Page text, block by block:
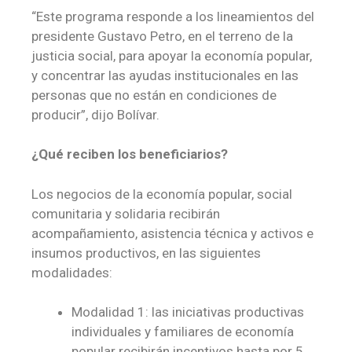
“Este programa responde a los lineamientos del
presidente Gustavo Petro, en el terreno de la
justicia social, para apoyar la economía popular,
y concentrar las ayudas institucionales en las
personas que no están en condiciones de
producir”, dijo Bolívar.
¿Qué reciben los beneficiarios?
Los negocios de la economía popular, social
comunitaria y solidaria recibirán
acompañamiento, asistencia técnica y activos e
insumos productivos, en las siguientes
modalidades:
Modalidad 1: las iniciativas productivas
individuales y familiares de economía